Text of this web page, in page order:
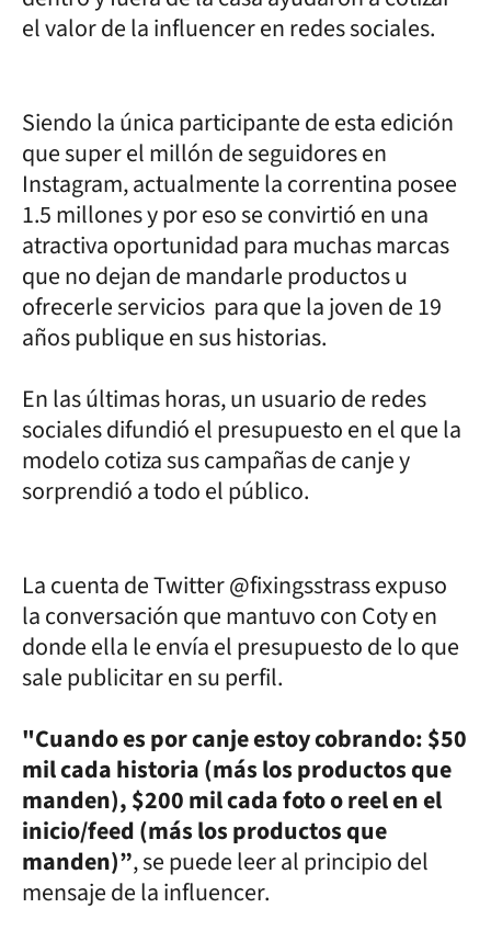
el valor de la influencer en redes sociales.
Siendo la única participante de esta edición
que super el millón de seguidores en
Instagram, actualmente la correntina posee
1.5 millones y por eso se convirtió en una
atractiva oportunidad para muchas marcas
que no dejan de mandarle productos u
ofrecerle servicios para que la joven de 19
años publique en sus historias.
En las últimas horas, un usuario de redes
sociales difundió el presupuesto en el que la
modelo cotiza sus campañas de canje y
sorprendió a todo el público.
La cuenta de Twitter @fixingsstrass expuso
la conversación que mantuvo con Coty en
donde ella le envía el presupuesto de lo que
sale publicitar en su perfil.
"Cuando es por canje estoy cobrando: $50
mil cada historia (más los productos que
manden), $200 mil cada foto o reel en el
inicio/feed (más los productos que
manden)”, se puede leer al principio del
mensaje de la influencer.